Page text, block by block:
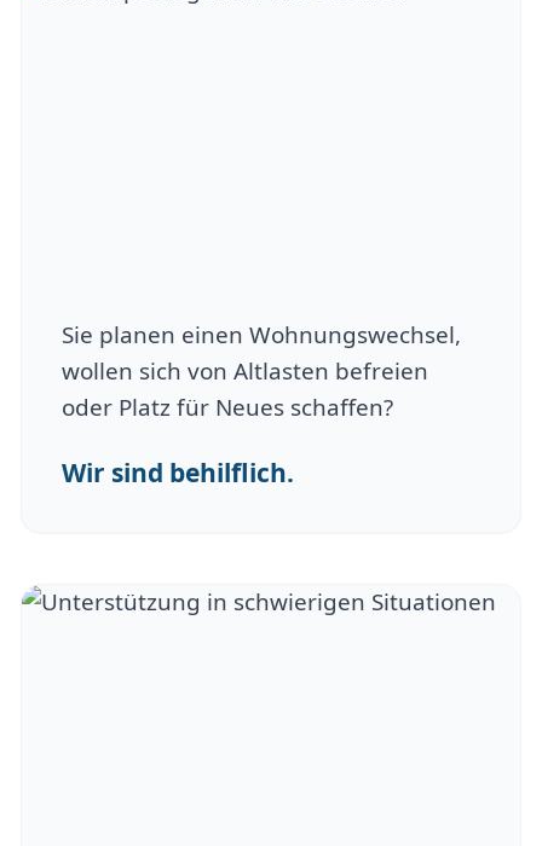
Sie planen einen Wohnungswechsel,
wollen sich von Altlasten befreien
oder Platz für Neues schaffen?
Wir sind behilflich.